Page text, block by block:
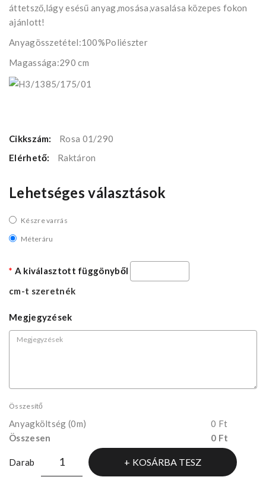
áttetsző,lágy esésű anyag,mosása,vasalása közepes fokon
ajánlott!
Anyagösszetétel:100%Poliészter
Magassága:290 cm
Cikkszám:
Rosa 01/290
Elérhető:
Raktáron
Lehetséges választások
Készre varrás
Méteráru
A kiválasztott függönyből
cm-t szeretnék
Megjegyzések
Összesítő
Anyagköltség (0m)
0 Ft
Összesen
0 Ft
Darab KOSÁRBA TESZ